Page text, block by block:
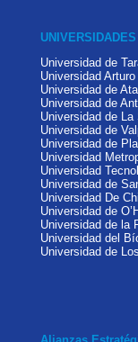
UNIVERSIDADES
Universidad de
Universidad
Universidad de
Universidad de
Universidad de La
Universidad de
Universidad de
Universidad
Universidad
Universidad de
Universidad De
Universidad de
Universidad de la
Universidad del
Universidad de